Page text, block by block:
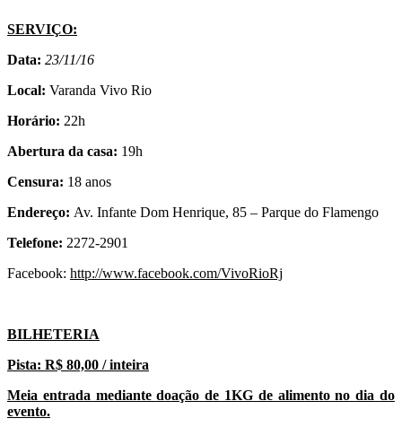
SERVIÇO:
Data: 23/11/16
Local: Varanda Vivo Rio
Horário: 22h
Abertura da casa: 19h
Censura: 18 anos
Endereço: Av. Infante Dom Henrique, 85 – Parque do Flamengo
Telefone: 2272-2901
Facebook: http://www.facebook.com/VivoRioRj
BILHETERIA
Pista: R$ 80,00 / inteira
Meia entrada mediante doação de 1KG de alimento no dia do
evento.